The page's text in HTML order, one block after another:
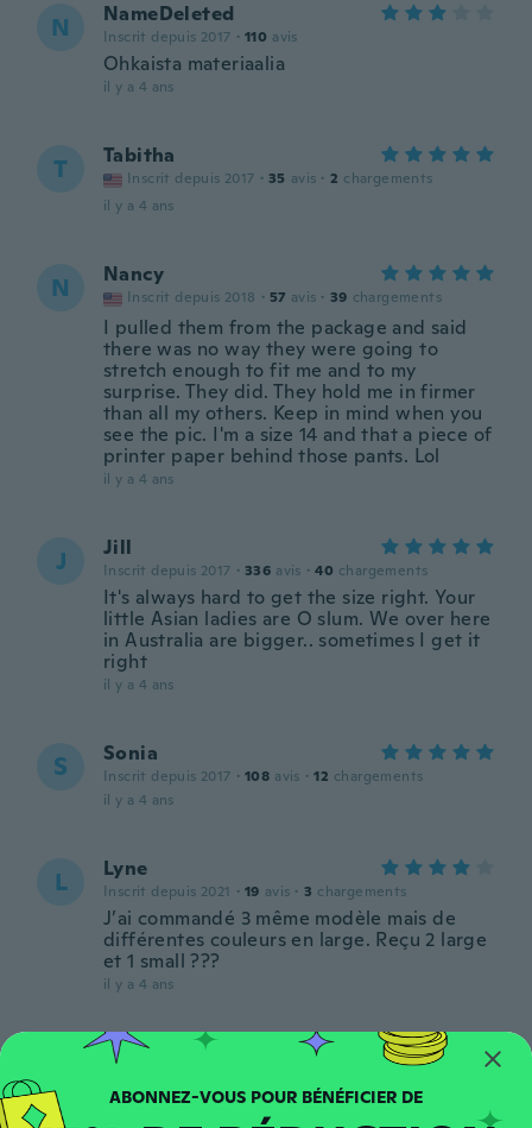
N NameDeleted
Inscrit depuis 2017 · 110 avis
Ohkaista materiaalia
il y a 4 ans
T Tabitha
Inscrit depuis 2017 · 35 avis · 2 chargements
il y a 4 ans
N Nancy
Inscrit depuis 2018 · 57 avis · 39 chargements
I pulled them from the package and said
there was no way they were going to
stretch enough to fit me and to my
surprise. They did. They hold me in firmer
than all my others. Keep in mind when you
see the pic. I'm a size 14 and that a piece of
printer paper behind those pants. Lol
il y a 4 ans
J Jill
Inscrit depuis 2017 · 336 avis · 40 chargements
It's always hard to get the size right. Your
little Asian ladies are O slum. We over here
in Australia are bigger.. sometimes I get it
right
il y a 4 ans
S Sonia
Inscrit depuis 2017 · 108 avis · 12 chargements
il y a 4 ans
L Lyne
Inscrit depuis 2021 · 19 avis · 3 chargements
J’ai commandé 3 même modèle mais de
différentes couleurs en large. Reçu 2 large
et 1 small ???
il y a 4 ans
Tiffany
Love them so much. Thick quality material.